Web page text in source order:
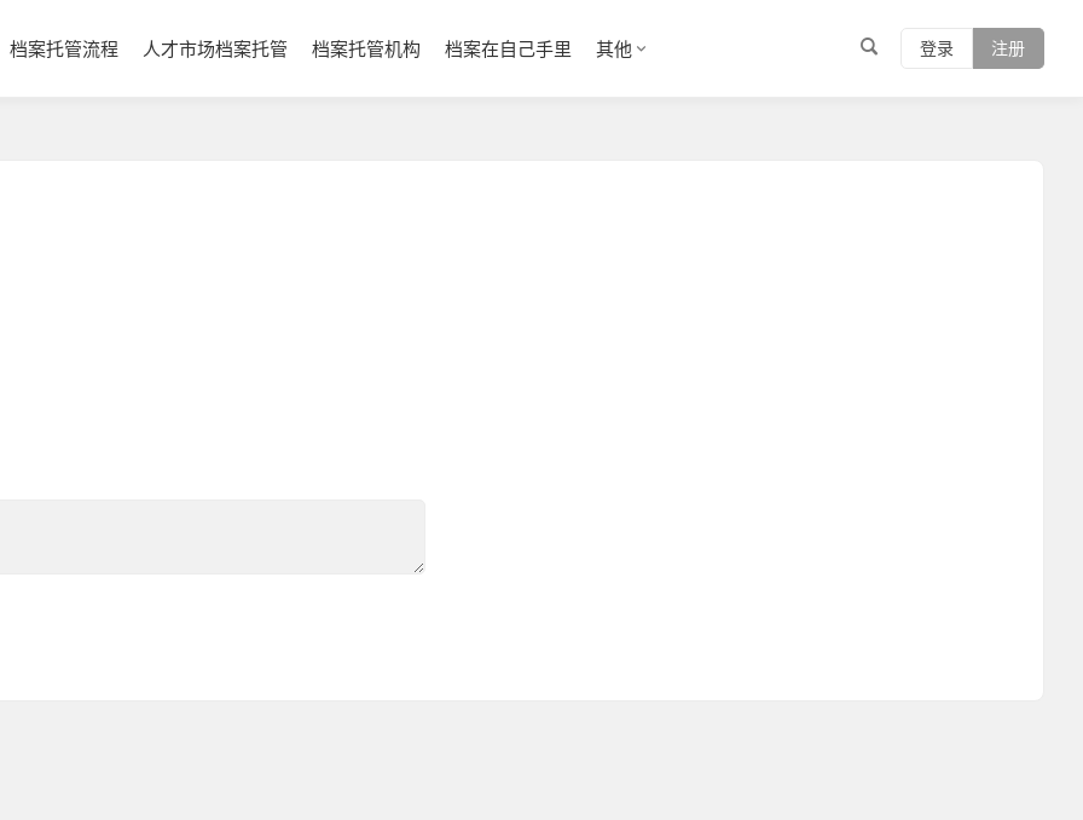
登录 注册
档案托管流程 人才市场档案托管 档案托管机构 档案在自己手里 其他